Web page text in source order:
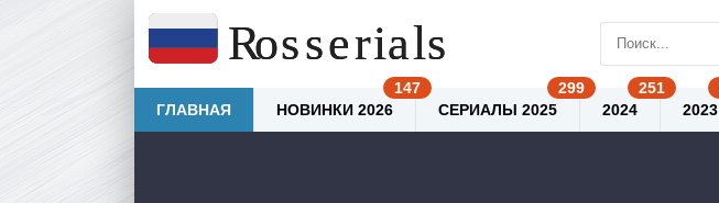
ГЛАВНАЯ НОВИНКИ 2026 СЕРИАЛЫ 2025 2024 2023